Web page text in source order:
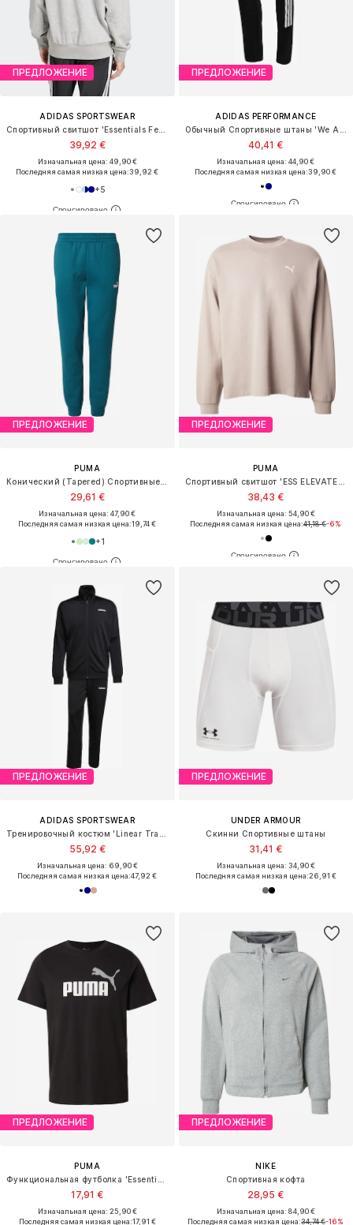
ПРЕДЛОЖЕНИЕ
ADIDAS SPORTSWEAR
39,92 €
Изначальная цена: 49,90 €
Последняя самая низкая цена:39,92 €
+5
ПРЕДЛОЖЕНИЕ
ADIDAS PERFORMANCE
40,41 €
Изначальная цена: 44,90 €
Последняя самая низкая цена:39,90 €
ПРЕДЛОЖЕНИЕ
PUMA
29,61 €
Изначальная цена: 47,90 €
Последняя самая низкая цена:19,74 €
+1
ПРЕДЛОЖЕНИЕ
PUMA
38,43 €
Изначальная цена: 54,90 €
Последняя самая низкая цена:41,18 €-6%
ПРЕДЛОЖЕНИЕ
ADIDAS SPORTSWEAR
55,92 €
Изначальная цена: 69,90 €
Последняя самая низкая цена:47,92 €
ПРЕДЛОЖЕНИЕ
UNDER ARMOUR
Скинни Спортивные штаны
31,41 €
Изначальная цена: 34,90 €
Последняя самая низкая цена:26,91 €
ПРЕДЛОЖЕНИЕ
PUMA
17,91 €
Изначальная цена: 25,90 €
Последняя самая низкая цена:17,91 €
ПРЕДЛОЖЕНИЕ
NIKE
Спортивная кофта
28,95 €
Изначальная цена: 84,90 €
Последняя самая низкая цена:34,74 €-16%